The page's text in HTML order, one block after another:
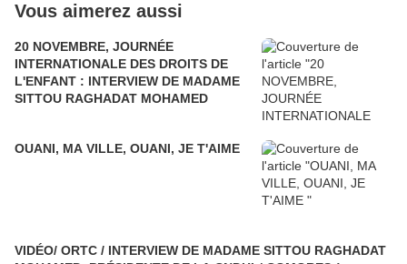
Vous aimerez aussi
20 NOVEMBRE, JOURNÉE
INTERNATIONALE DES DROITS DE
L'ENFANT : INTERVIEW DE MADAME
SITTOU RAGHADAT MOHAMED
OUANI, MA VILLE, OUANI, JE T'AIME
VIDÉO/ ORTC / INTERVIEW DE MADAME SITTOU RAGHADAT